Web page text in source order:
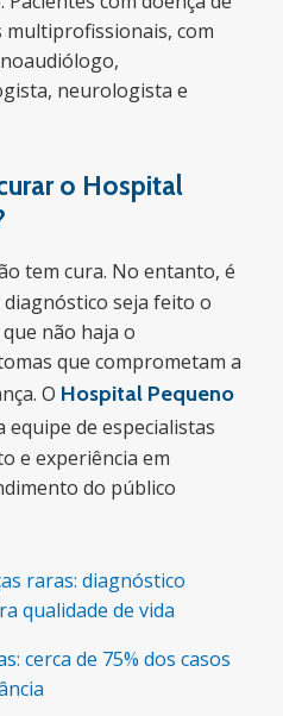
multiprofissionais, com
neurologista e
o Hospital
tem cura. No entanto, é
seja feito o
não haja o
que comprometam a
O Hospital Pequeno
equipe de especialistas
e experiência em
do público
raras: diagnóstico
qualidade de vida
cerca de 75% dos casos